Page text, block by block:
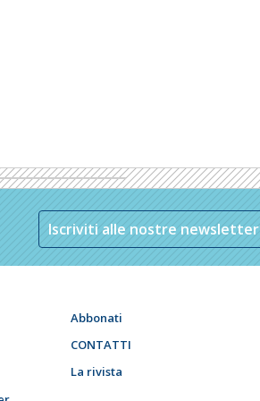
Iscriviti alle nostre newsletter
Abbonati
CONTATTI
La rivista